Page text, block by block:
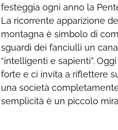
semplicità è un piccolo